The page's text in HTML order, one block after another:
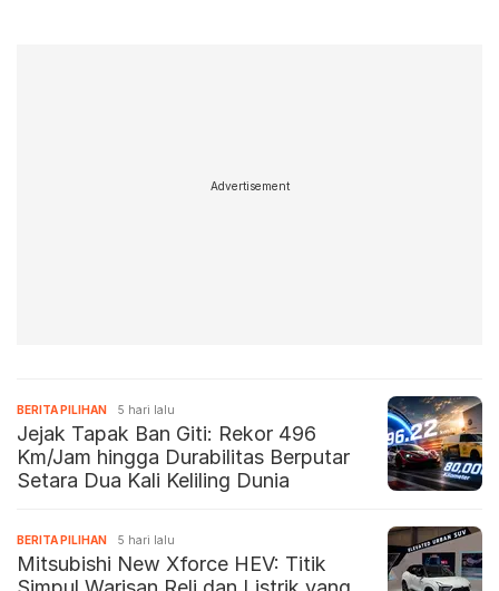
Advertisement
BERITA PILIHAN 5 hari lalu
Jejak Tapak Ban Giti: Rekor 496
Km/Jam hingga Durabilitas Berputar
Setara Dua Kali Keliling Dunia
BERITA PILIHAN 5 hari lalu
Mitsubishi New Xforce HEV: Titik